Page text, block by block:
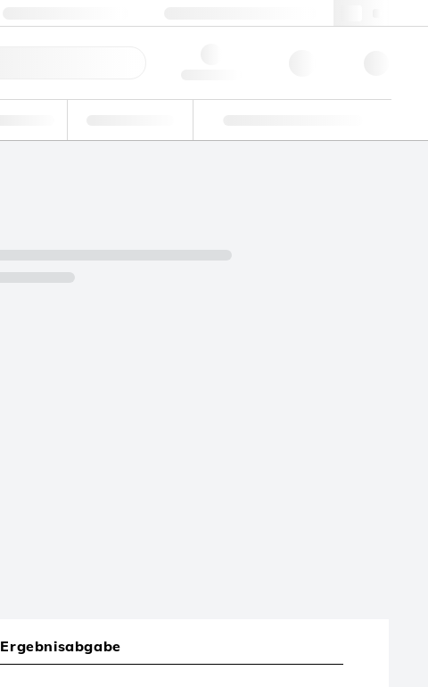
Ergebnisabgabe